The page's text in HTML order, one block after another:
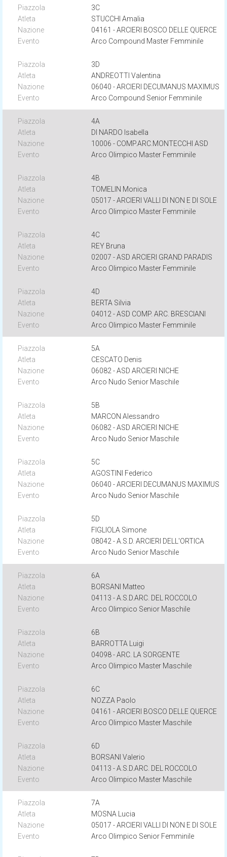
3C
STUCCHI Amalia
04161 - ARCIERI BOSCO DELLE QUERCE
Arco Compound Master Femminile
3D
ANDREOTTI Valentina
06040 - ARCIERI DECUMANUS MAXIMUS
Arco Compound Senior Femminile
4A
DI NARDO Isabella
10006 - COMP.ARC.MONTECCHI ASD
Arco Olimpico Master Femminile
4B
TOMELIN Monica
05017 - ARCIERI VALLI DI NON E DI SOLE
Arco Olimpico Master Femminile
4C
REY Bruna
02007 - ASD ARCIERI GRAND PARADIS
Arco Olimpico Master Femminile
4D
BERTA Silvia
04012 - ASD COMP. ARC. BRESCIANI
Arco Olimpico Master Femminile
5A
CESCATO Denis
06082 - ASD ARCIERI NICHE
Arco Nudo Senior Maschile
5B
MARCON Alessandro
06082 - ASD ARCIERI NICHE
Arco Nudo Senior Maschile
5C
AGOSTINI Federico
06040 - ARCIERI DECUMANUS MAXIMUS
Arco Nudo Senior Maschile
5D
FIGLIOLA Simone
08042 - A.S.D. ARCIERI DELL'ORTICA
Arco Nudo Senior Maschile
6A
BORSANI Matteo
04113 - A.S.D.ARC. DEL ROCCOLO
Arco Olimpico Senior Maschile
6B
BARROTTA Luigi
04098 - ARC. LA SORGENTE
Arco Olimpico Master Maschile
6C
NOZZA Paolo
04161 - ARCIERI BOSCO DELLE QUERCE
Arco Olimpico Master Maschile
6D
BORSANI Valerio
04113 - A.S.D.ARC. DEL ROCCOLO
Arco Olimpico Master Maschile
7A
MOSNA Lucia
05017 - ARCIERI VALLI DI NON E DI SOLE
Arco Olimpico Senior Femminile